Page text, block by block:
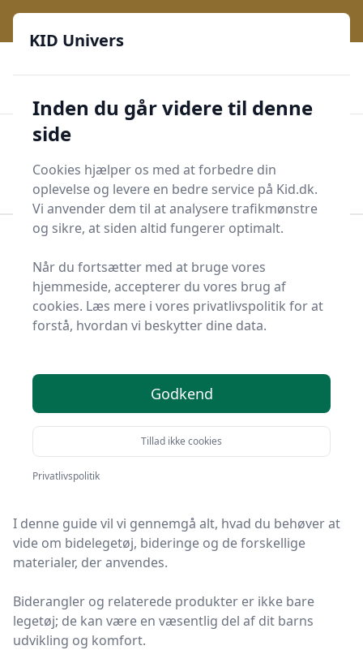
Start søgning
Start søgning
Aktivitetslegetøj til babyer
Biderangle
Biderangler - 27 på
lager
Velkommen til vores omfattende guide om
biderangler!
Hvis du er forælder eller pårørende, der søger de
så er denne vejledning netop, hvad du har brug for.
I denne guide vil vi gennemgå alt, hvad du behøver at
vide om bidelegetøj, bideringe og de forskellige
materialer, der anvendes.
Biderangler og relaterede produkter er ikke bare
legetøj; de kan være en væsentlig del af dit barns
udvikling og komfort.
KID Univers
Inden du går videre til denne
side
Cookies hjælper os med at forbedre din
oplevelse og levere en bedre service på Kid.dk.
Vi anvender dem til at analysere trafikmønstre
og sikre, at siden altid fungerer optimalt.
Når du fortsætter med at bruge vores
hjemmeside, accepterer du vores brug af
cookies. Læs mere i vores privatlivspolitik for at
forstå, hvordan vi beskytter dine data.
Godkend
Tillad ikke cookies
Privatlivspolitik